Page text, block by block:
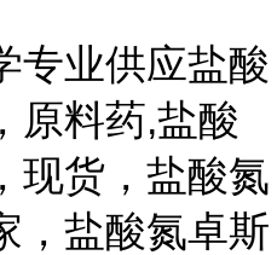
专业供应盐酸
原料药,盐酸
现货，盐酸氮
，盐酸氮卓斯